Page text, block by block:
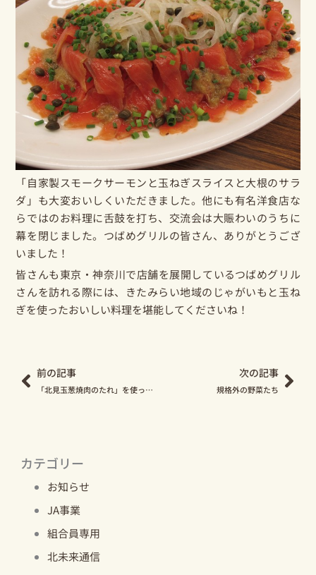
カテゴリー
お知らせ
JA事業
組合員専用
北未来通信
「自家製スモークサーモンと玉ねぎスライスと大根のサラ
ダ」も大変おいしくいただきました。他にも有名洋食店な
らではのお料理に舌鼓を打ち、交流会は大賑わいのうちに
幕を閉じました。つばめグリルの皆さん、ありがとうござ
いました！
皆さんも東京・神奈川で店舗を展開しているつばめグリル
さんを訪れる際には、きたみらい地域のじゃがいもと玉ね
ぎを使ったおいしい料理を堪能してくださいね！
前の記事
「北見玉葱焼肉のたれ」を使った揚げ出し豆腐レシピのご紹介
次の記事
規格外の野菜たち